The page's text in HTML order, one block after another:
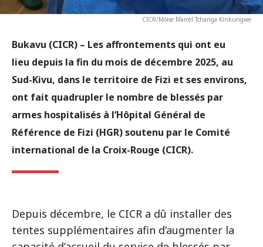
CICR/Moise Marcel Tchanga Kinkungwe
Bukavu (CICR) – Les affrontements qui ont eu
lieu depuis la fin du mois de décembre 2025, au
Sud-Kivu, dans le territoire de Fizi et ses environs,
ont fait quadrupler le nombre de blessés par
armes hospitalisés à l’Hôpital Général de
Référence de Fizi (HGR) soutenu par le Comité
international de la Croix-Rouge (CICR).
Depuis décembre, le CICR a dû installer des
tentes supplémentaires afin d’augmenter la